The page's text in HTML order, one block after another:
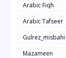
Arabic Fiqh
Arabic Tafseer
Gulrez_misbahi
Mazameen